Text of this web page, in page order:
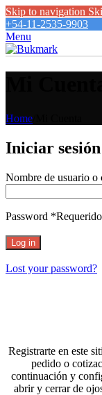
Skip to navigation
+54-11-2535-9903
Menu
Home
Iniciar sesión
Nombre de usuario o
Password *Requerido
Log in
Lost your password?
Registrarte en este
pedido o
continuación y
abrir y cerrar de